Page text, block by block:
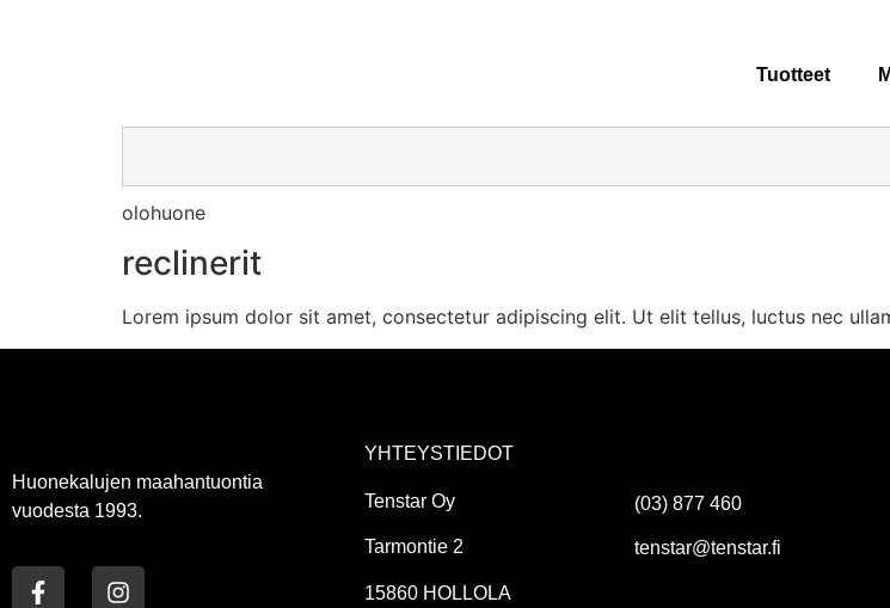
Tuotteet
olohuone
reclinerit
Lorem ipsum dolor sit amet, consectetur adipiscing elit. Ut elit tellus, luctus nec
Huonekalujen maahantuontia
vuodesta 1993.
YHTEYSTIEDOT
Tenstar Oy
Tarmontie 2
15860 HOLLOLA
(03) 877 460
tenstar@tenstar.fi